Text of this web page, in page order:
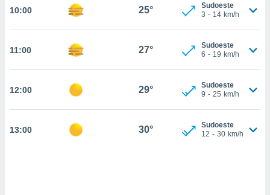
a
todos os
CONFIGURAÇÕES
10:00 25°
Sudoeste
3 - 14 km/h
11:00 27°
Sudoeste
6 - 19 km/h
12:00 29°
Sudoeste
9 - 25 km/h
13:00 30°
Sudoeste
12 - 30 km/h